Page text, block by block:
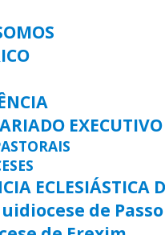
EXECUTIVO
ECLESIÁSTICA
de